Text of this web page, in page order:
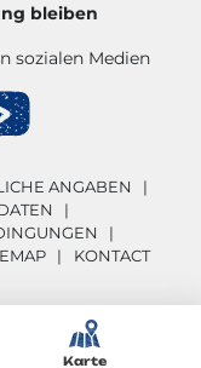
Karte
bleiben
sozialen Medien
ANGABEN
KONTACT